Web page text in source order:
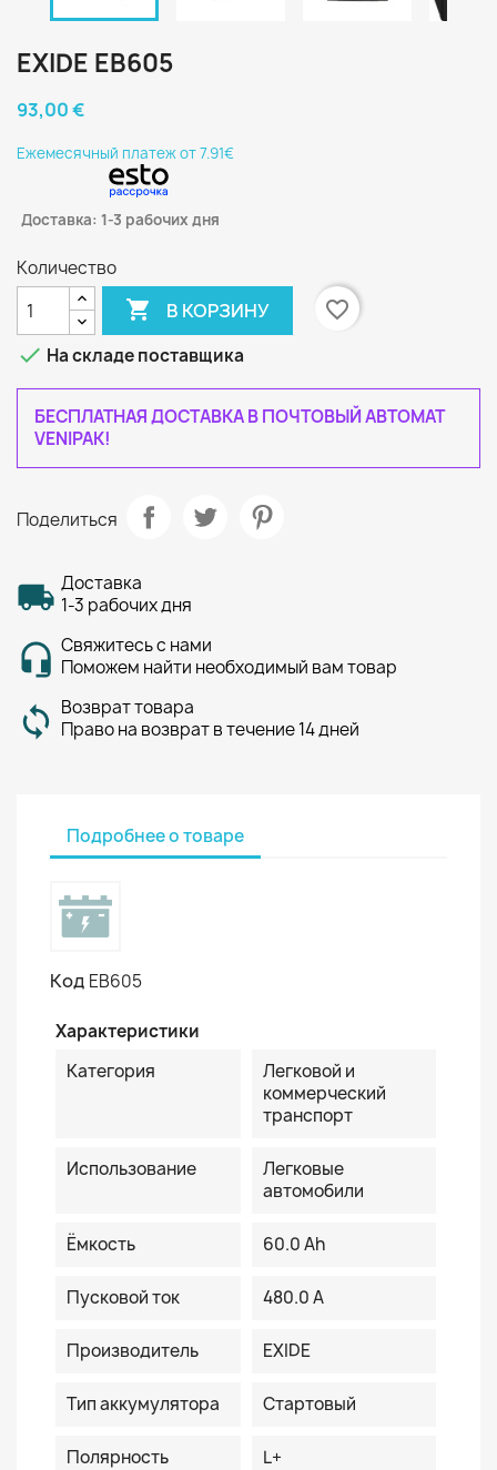
EXIDE EB605
93,00 €
Eжемесячный платеж от 7.91€
Доставка: 1-3 рабочих дня
Количество
 В КОРЗИНУ
favorite_border
 На складе поставщика
БЕСПЛАТНАЯ ДОСТАВКА В ПОЧТОВЫЙ АВТОМАТ
VENIPAK!
Поделиться
Доставка
1-3 рабочих дня
Свяжитесь с нами
Поможем найти необходимый вам товар
Возврат товара
Право на возврат в течение 14 дней
Подробнее о товаре
Код EB605
Характеристики
Категория
Легковой и
коммерческий
транспорт
Использование
Легковые
автомобили
Ёмкость 60.0 Ah
Пусковой ток 480.0 A
Производитель EXIDE
Тип аккумулятора Стартовый
Полярность L+